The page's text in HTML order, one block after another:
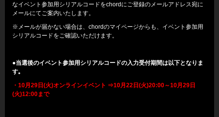
なイベント参加用シリアルコードをchordにご登録のメールアドレス宛に
メールにてご案内いたします。
※メールが届かない場合は、chordのマイページからも、イベント参加用
シリアルコードをご確認いただけます。
●当選後のイベント参加用シリアルコードの入力受付期間は以下となりま
す｡
・10月29日(火)オンラインイベント ⇒10月22日(火)20:00～10月29日
(火)12:00まで